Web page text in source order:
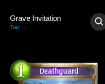
Grave Invitation
Trait : -